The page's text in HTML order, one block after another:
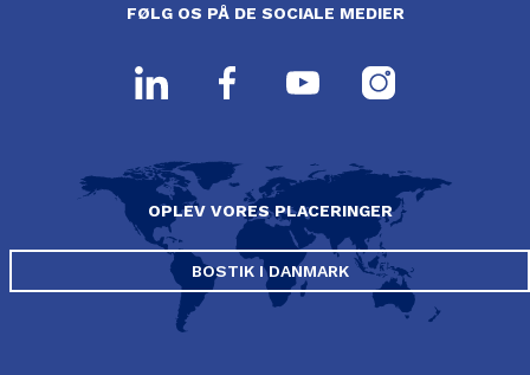
FØLG OS PÅ DE SOCIALE MEDIER
OPLEV VORES PLACERINGER
BOSTIK I DANMARK